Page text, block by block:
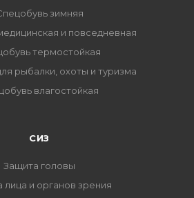
зимняя
и повседневная
термостойкая
рыбалки, охоты и туризма
влагостойкая
СИЗ
Защита головы
лица и органов зрения